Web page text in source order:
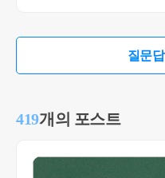
1세대 2주택자이고,
금액의 40%는
이 12,308,340원
질문
419개의 포스트